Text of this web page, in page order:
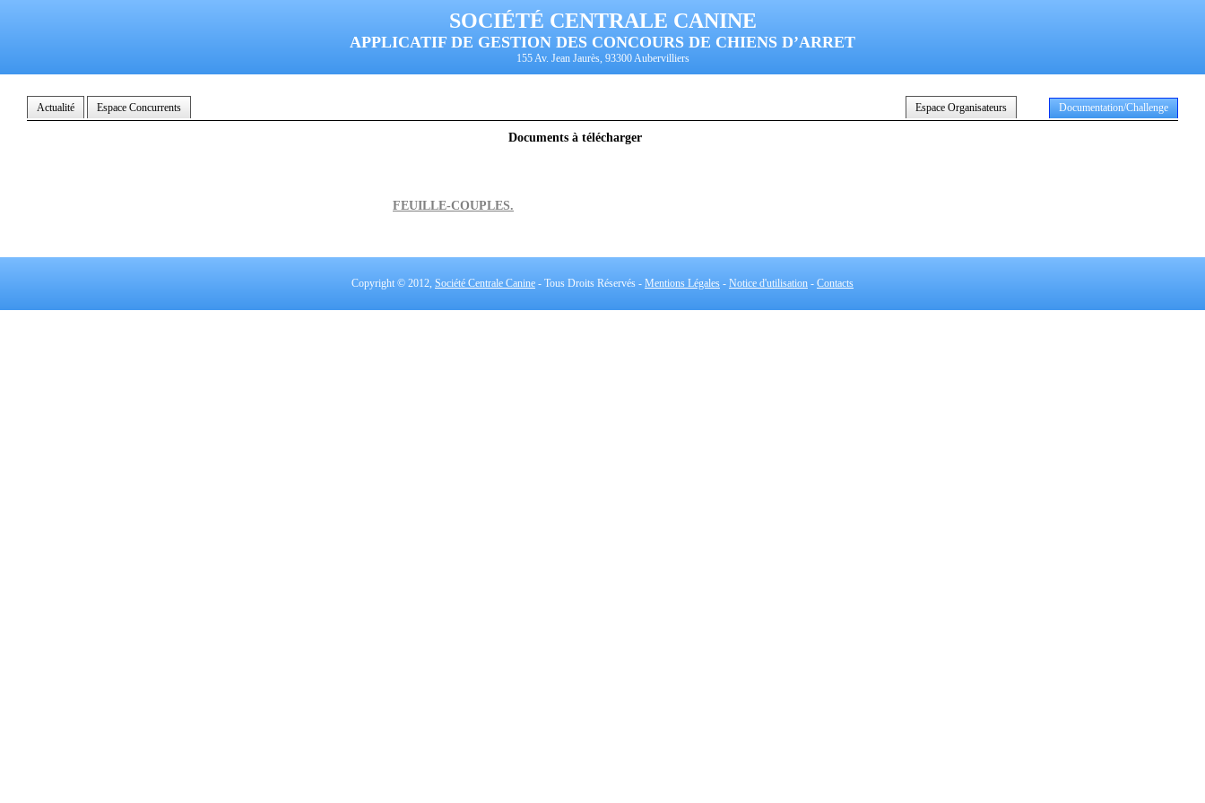
SOCIÉTÉ CENTRALE CANINE
APPLICATIF DE GESTION DES CONCOURS DE CHIENS D’ARRET
155 Av. Jean Jaurès, 93300 Aubervilliers
Actualité Espace Concurrents Documentation/Challenge
Espace Organisateurs
Documents à télécharger
FEUILLE-COUPLES.
Copyright © 2012, Société Centrale Canine - Tous Droits Réservés - Mentions Légales - Notice d'utilisation - Contacts